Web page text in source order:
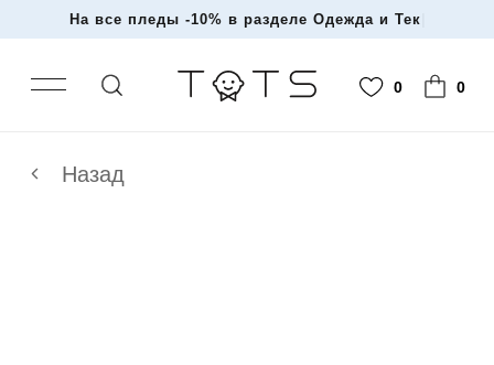
На все пледы -10% в разделе Одежда и Текстил